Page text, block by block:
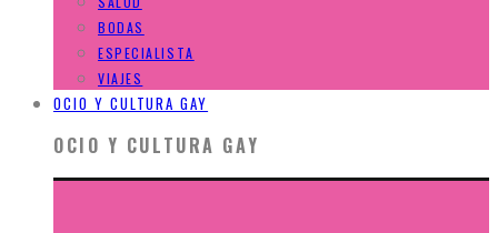
BODAS
ESPECIALISTA
VIAJES
OCIO Y CULTURA GAY
OCIO Y CULTURA GAY